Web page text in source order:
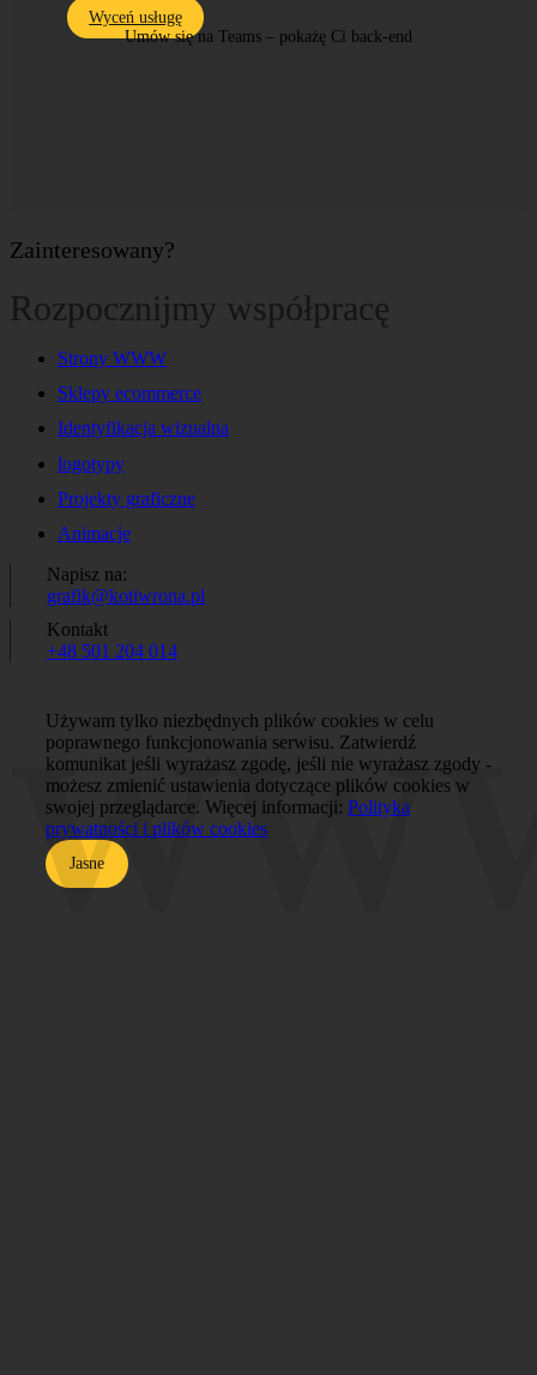
Wyceń usługę
Umów się na Teams – pokażę Ci back-end
Zainteresowany?
Rozpocznijmy współpracę
Strony WWW
Sklepy ecommerce
Identyfikacja wizualna
logotypy
Projekty graficzne
Animacje
Napisz na:
grafik@kotiwrona.pl
Kontakt
+48 501 204 014
Używam tylko niezbędnych plików cookies w celu
poprawnego funkcjonowania serwisu. Zatwierdź
komunikat jeśli wyrażasz zgodę, jeśli nie wyrażasz zgody -
możesz zmienić ustawienia dotyczące plików cookies w
swojej przeglądarce. Więcej informacji: Polityka
prywatności i plików cookies
Jasne